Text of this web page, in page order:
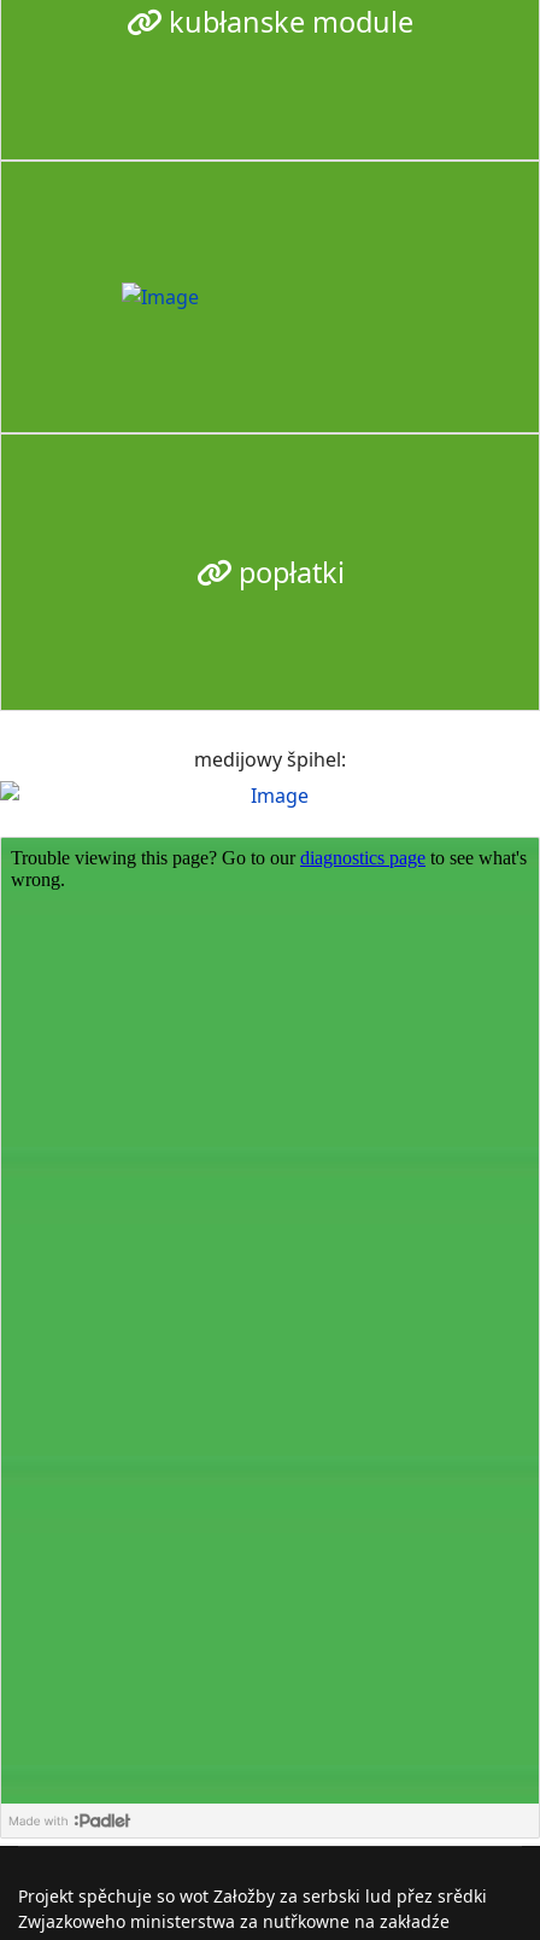
kubłanske module
popłatki
medijowy špihel:
Projekt spěchuje so wot Załožby za serbski lud přez srědki
Zwjazkoweho ministerstwa za nutřkowne na zakładźe